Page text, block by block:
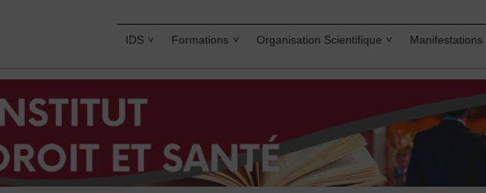
IDS Formations Organisation Scientifique Manifestations